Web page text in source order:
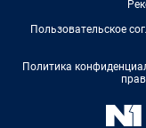
Пользовательское
Политика